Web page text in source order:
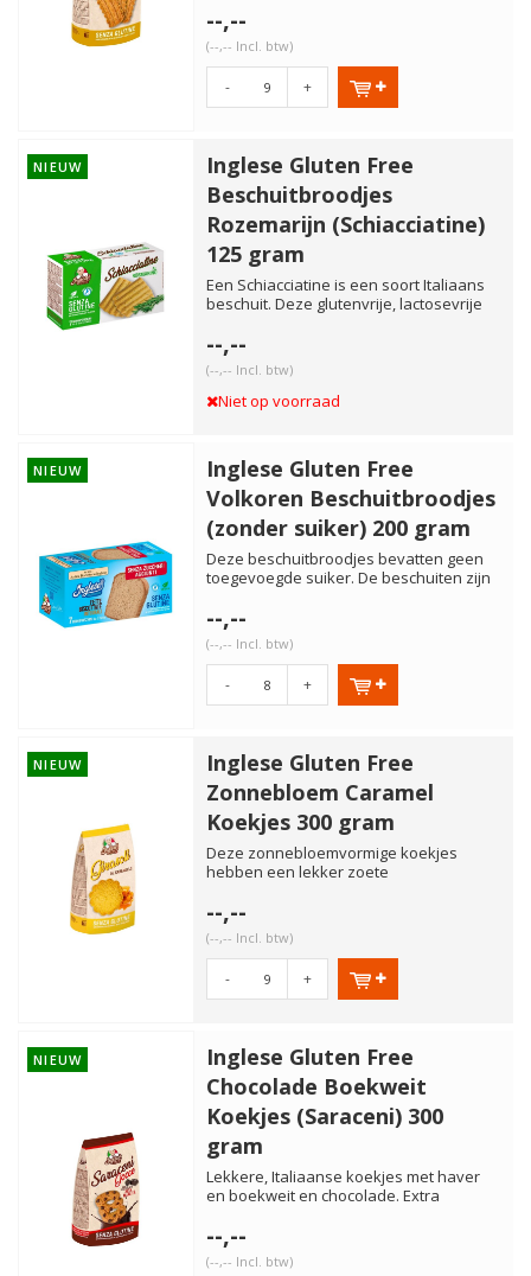
--,--
(--,-- Incl. btw)
- +
NIEUW
Inglese Gluten Free
Beschuitbroodjes
Rozemarijn (Schiacciatine)
125 gram
Een Schiacciatine is een soort Italiaans
beschuit. Deze glutenvrije, lactosevrije
--,--
(--,-- Incl. btw)
Niet op voorraad
NIEUW
Inglese Gluten Free
Volkoren Beschuitbroodjes
(zonder suiker) 200 gram
Deze beschuitbroodjes bevatten geen
toegevoegde suiker. De beschuiten zijn
--,--
(--,-- Incl. btw)
- +
NIEUW
Inglese Gluten Free
Zonnebloem Caramel
Koekjes 300 gram
Deze zonnebloemvormige koekjes
hebben een lekker zoete
thee. V...
--,--
(--,-- Incl. btw)
- +
NIEUW
Inglese Gluten Free
Chocolade Boekweit
Koekjes (Saraceni) 300
gram
Lekkere, Italiaanse koekjes met haver
en boekweit en chocolade. Extra
--,--
(--,-- Incl. btw)